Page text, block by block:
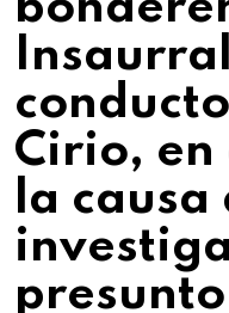
Cirio, en
la causa
presunto